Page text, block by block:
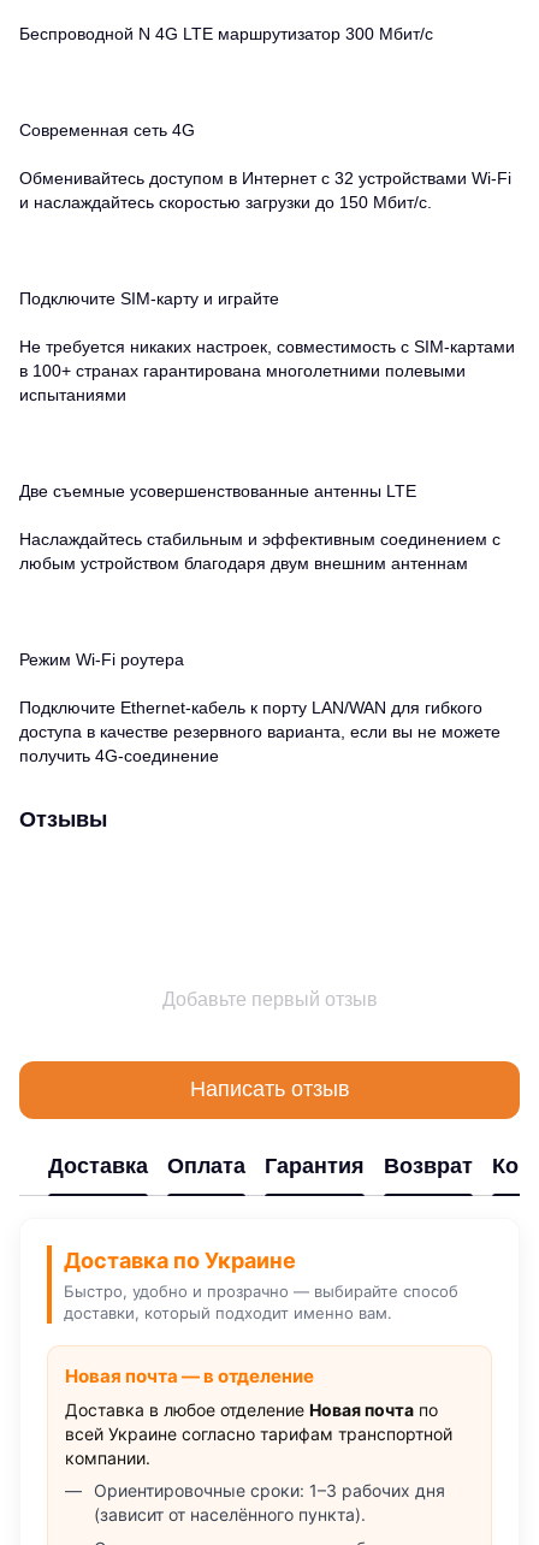
Беспроводной N 4G LTE маршрутизатор 300 Мбит/с
Современная сеть 4G
Обменивайтесь доступом в Интернет с 32 устройствами Wi-Fi
и наслаждайтесь скоростью загрузки до 150 Мбит/с.
Подключите SIM-карту и играйте
Не требуется никаких настроек, совместимость с SIM-картами
в 100+ странах гарантирована многолетними полевыми
испытаниями
Две съемные усовершенствованные антенны LTE
Наслаждайтесь стабильным и эффективным соединением с
любым устройством благодаря двум внешним антеннам
Режим Wi-Fi роутера
Подключите Ethernet-кабель к порту LAN/WAN для гибкого
доступа в качестве резервного варианта, если вы не можете
получить 4G-соединение
Отзывы
Добавьте первый отзыв
Написать отзыв
Доставка Оплата Гарантия Возврат
Доставка по Украине
Быстро, удобно и прозрачно — выбирайте способ
доставки, который подходит именно вам.
Новая почта — в отделение
Доставка в любое отделение Новая почта по
всей Украине согласно тарифам транспортной
компании.
Ориентировочные сроки: 1–3 рабочих дня
(зависит от населённого пункта).